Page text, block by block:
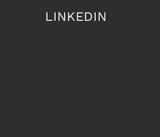
LINKEDIN